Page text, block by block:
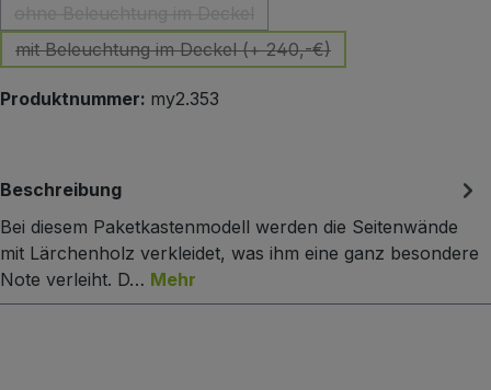
(Diese Option ist zurzeit nicht verfügbar.)
mit Beleuchtung im Deckel (+ 240,-€)
(Diese Option ist zurzeit nicht verfügbar.)
Produktnummer: my2.353
Beschreibung
Bei diesem Paketkastenmodell werden die Seitenwände
mit Lärchenholz verkleidet, was ihm eine ganz besondere
Note verleiht. D… Mehr